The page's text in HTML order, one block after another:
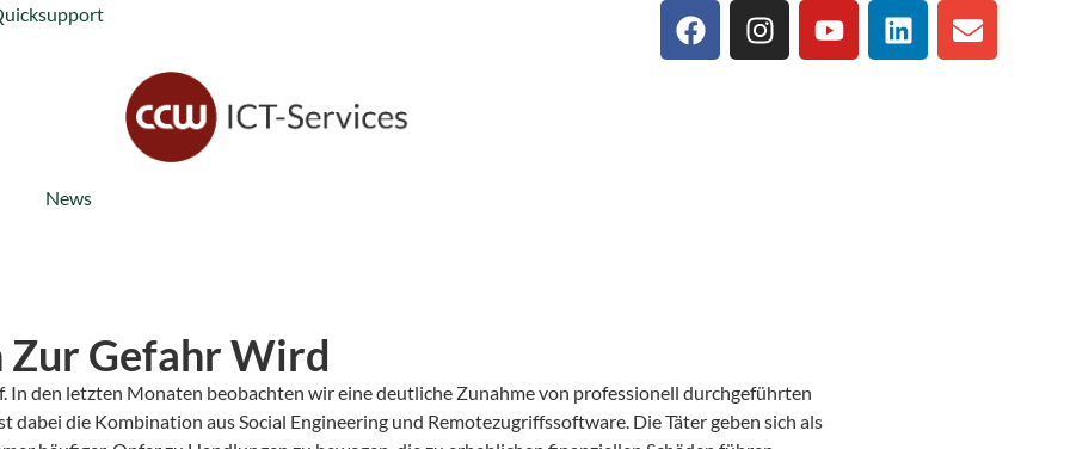
News
Zur Gefahr Wird
In den letzten Monaten beobachten wir eine deutliche Zunahme von professionell durchgeführten
dabei die Kombination aus Social Engineering und Remotezugriffssoftware. Die Täter geben sich als